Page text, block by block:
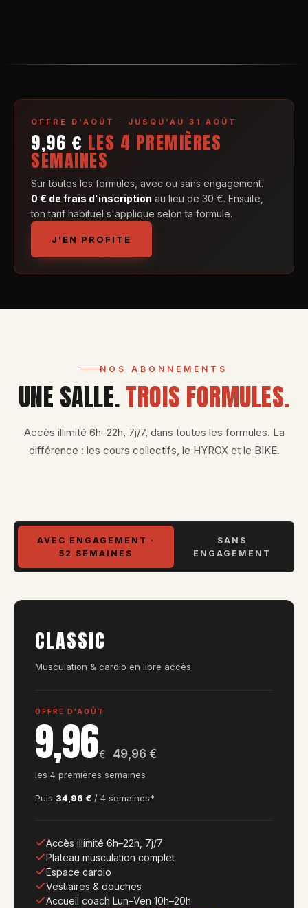
OFFRE D'AOÛT · JUSQU'AU 31 AOÛT
9,96 € LES 4 PREMIÈRES
SEMAINES
Sur toutes les formules, avec ou sans engagement.
0 € de frais d'inscription au lieu de 30 €. Ensuite,
ton tarif habituel s'applique selon ta formule.
J'EN PROFITE
NOS ABONNEMENTS
UNE SALLE.TROIS FORMULES.
Accès illimité 6h–22h, 7j/7, dans toutes les formules. La
différence : les cours collectifs, le HYROX et le BIKE.
AVEC ENGAGEMENT ·
52 SEMAINES
SANS
ENGAGEMENT
CLASSIC
Musculation & cardio en libre accès
OFFRE D'AOÛT
9,96€ 49,96 €
les 4 premières semaines
Puis 34,96 € / 4 semaines*
Accès illimité 6h–22h, 7j/7
Plateau musculation complet
Espace cardio
Vestiaires & douches
Accueil coach Lun–Ven 10h–20h